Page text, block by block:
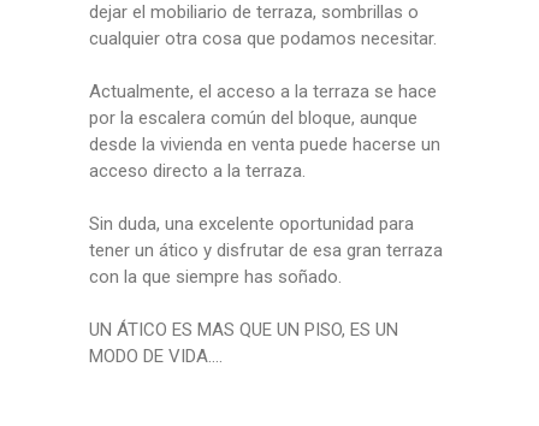
dejar el mobiliario de terraza, sombrillas o
cualquier otra cosa que podamos necesitar.
Actualmente, el acceso a la terraza se hace
por la escalera común del bloque, aunque
desde la vivienda en venta puede hacerse un
acceso directo a la terraza.
Sin duda, una excelente oportunidad para
tener un ático y disfrutar de esa gran terraza
con la que siempre has soñado.
UN ÁTICO ES MAS QUE UN PISO, ES UN
MODO DE VIDA....